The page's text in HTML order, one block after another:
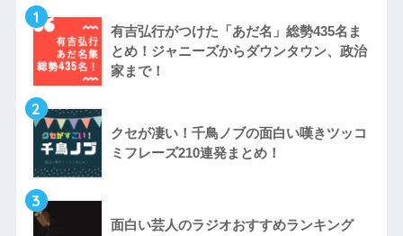
1
有吉弘行がつけた「あだ名」総勢435名ま
とめ！ジャニーズからダウンタウン、政治
家まで！
2
クセが凄い！千鳥ノブの面白い嘆きツッコ
ミフレーズ210連発まとめ！
3
面白い芸人のラジオおすすめランキング